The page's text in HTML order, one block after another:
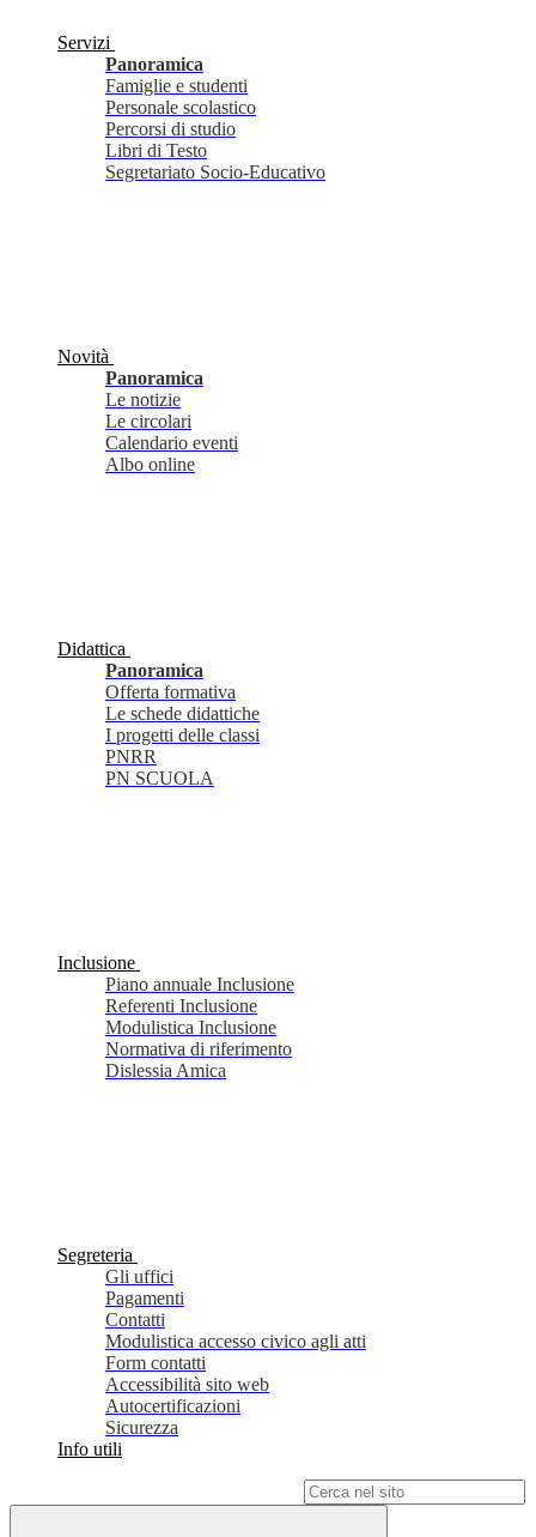
Servizi
Panoramica
Famiglie e studenti
Personale scolastico
Percorsi di studio
Libri di Testo
Segretariato Socio-Educativo
Novità
Panoramica
Le notizie
Le circolari
Calendario eventi
Albo online
Didattica
Panoramica
Offerta formativa
Le schede didattiche
I progetti delle classi
PNRR
PN SCUOLA
Inclusione
Piano annuale Inclusione
Referenti Inclusione
Modulistica Inclusione
Normativa di riferimento
Dislessia Amica
Segreteria
Gli uffici
Pagamenti
Contatti
Modulistica accesso civico agli atti
Form contatti
Accessibilità sito web
Autocertificazioni
Sicurezza
Info utili